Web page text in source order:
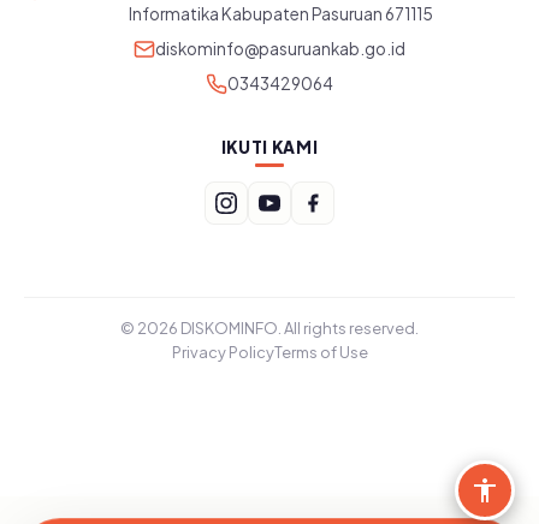
Informatika Kabupaten Pasuruan 671115
diskominfo@pasuruankab.go.id
0343429064
IKUTI KAMI
© 2026 DISKOMINFO. All rights reserved.
Privacy PolicyTerms of Use